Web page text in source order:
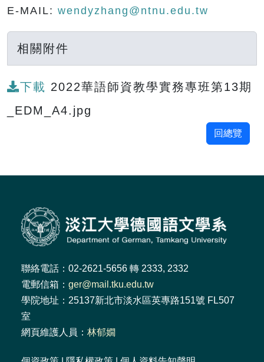
E-MAIL: wendyzhang@ntnu.edu.tw
相關附件
下載 2022華語師資教學實務專班第13期
_EDM_A4.jpg
回總覽
聯絡電話：02-2621-5656 轉 2333, 2332
電郵信箱： ger@mail.tku.edu.tw
學院地址：25137新北市淡水區英專路151號 FL507
室
網頁維護人員： 林郁嫺